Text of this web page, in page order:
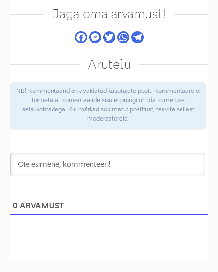
Jaga oma arvamust!
Arutelu
NB! Kommentaarid on avaldatud kasutajate poolt. Kommentaare ei
toimetata. Komentaaride sisu ei pruugi ühtida toimetuse
seisukohtadega. Kui märkad sobimatut postitust, teavita sellest
moderaatoreid.
0 ARVAMUST